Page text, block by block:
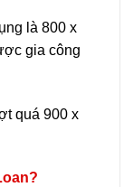
là 800 x
gia công
quá 900 x